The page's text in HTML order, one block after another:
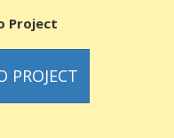
Project